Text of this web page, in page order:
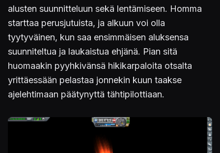
alusten suunnitteluun sekä lentämiseen. Homma
starttaa perusjutuista, ja alkuun voi olla
tyytyväinen, kun saa ensimmäisen aluksensa
suunniteltua ja laukaistua ehjänä. Pian sitä
huomaakin pyyhkivänsä hikikarpaloita otsalta
yrittäessään pelastaa jonnekin kuun taakse
ajelehtimaan päätynyttä tähtipilottiaan.